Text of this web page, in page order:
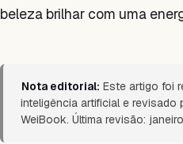
beleza brilhar com uma
Nota editorial: Este artigo foi
inteligência artificial e revisado
WeiBook. Última revisão: